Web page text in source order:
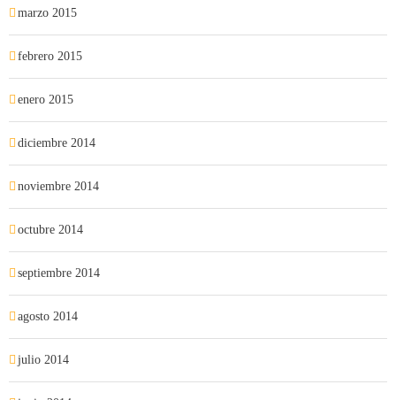
marzo 2015
febrero 2015
enero 2015
diciembre 2014
noviembre 2014
octubre 2014
septiembre 2014
agosto 2014
julio 2014